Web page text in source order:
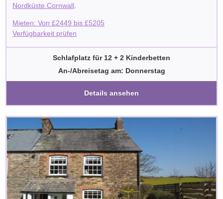
Nordküste Cornwall.
Mieten: Von£2449 bis£5205
Verfügbarkeit prüfen
Schlafplatz für 12 + 2 Kinderbetten
An-/Abreisetag am: Donnerstag
Details ansehen